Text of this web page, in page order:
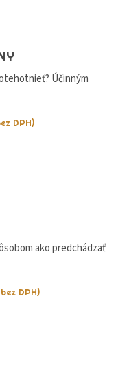
Účinným
DPH)
ako predchádzať
bez DPH)